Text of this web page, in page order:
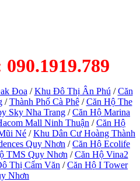
Đoa /Khu Đô Thị Ân Phú /Căn
/Thành Phố Cà Phê/Căn Hộ The
Sky Nha Trang /Căn Hộ Marina
Mall Ninh Thuận /Căn Hộ
Né /Khu Dân Cư Hoàng Thành
Quy Nhơn /Căn Hộ Ecolife
TMS Quy Nhơn /Căn Hộ Vina2
Thị Cẩm Văn /Căn Hộ I Tower
Nhơn